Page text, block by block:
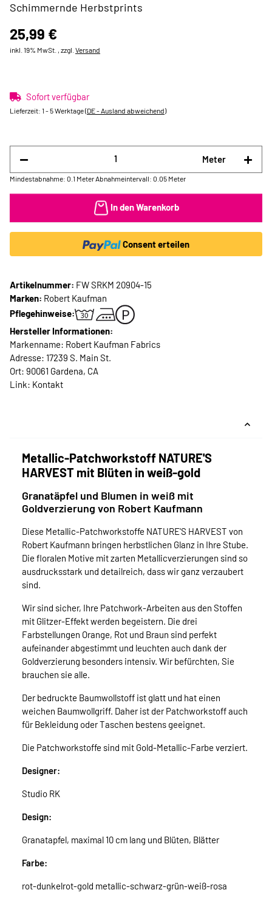
Schimmernde Herbstprints
25,99 €
inkl. 19% MwSt. , zzgl. Versand
Sofort verfügbar
Lieferzeit: 1 - 5 Werktage(DE - Ausland abweichend)
Meter
Mindestabnahme: 0.1 Meter Abnahmeintervall: 0.05 Meter
In den Warenkorb
Consent erteilen
Artikelnummer: FW SRKM 20904-15
Marken: Robert Kaufman
Pflegehinweise:
Hersteller Informationen:
Markenname: Robert Kaufman Fabrics
Adresse: 17239 S. Main St.
Ort: 90061 Gardena, CA
Link: Kontakt
Metallic-Patchworkstoff NATURE'S
HARVEST mit Blüten in weiß-gold
Granatäpfel und Blumen in weiß mit
Goldverzierung von Robert Kaufmann
Diese Metallic-Patchworkstoffe NATURE'S HARVEST von
Robert Kaufmann bringen herbstlichen Glanz in Ihre Stube.
Die floralen Motive mit zarten Metallicverzierungen sind so
ausdrucksstark und detailreich, dass wir ganz verzaubert
sind.
Wir sind sicher, Ihre Patchwork-Arbeiten aus den Stoffen
mit Glitzer-Effekt werden begeistern. Die drei
Farbstellungen Orange, Rot und Braun sind perfekt
aufeinander abgestimmt und leuchten auch dank der
Goldverzierung besonders intensiv. Wir befürchten, Sie
brauchen sie alle.
Der bedruckte Baumwollstoff ist glatt und hat einen
weichen Baumwollgriff. Daher ist der Patchworkstoff auch
für Bekleidung oder Taschen bestens geeignet.
Die Patchworkstoffe sind mit Gold-Metallic-Farbe verziert.
Designer:
Studio RK
Design:
Granatapfel, maximal 10 cm lang und Blüten, Blätter
Farbe:
rot-dunkelrot-gold metallic-schwarz-grün-weiß-rosa